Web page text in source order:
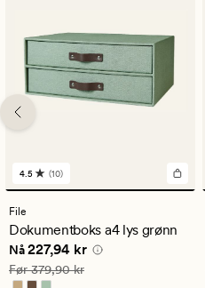
10
anmeldelser
med
en
gjennomsnittlig
vurdering
på
4.5
4.5 (10)
File
Dokumentboks a4 lys grønn
Nåværende pris
Nå227,94 kr
Vanlig pris 379,90 kr
Før379,90 kr